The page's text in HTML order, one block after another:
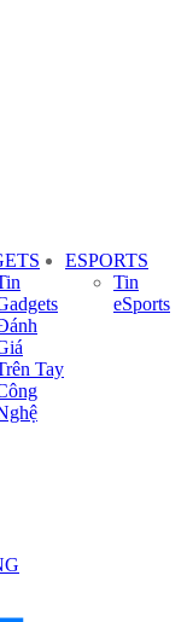
Tay
ESPORTS
Tin
eSports